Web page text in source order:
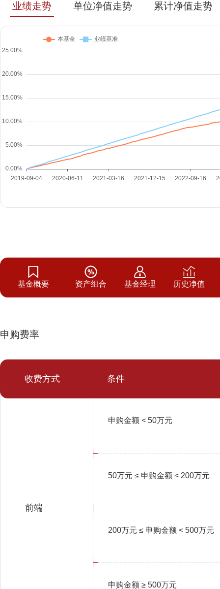
业绩走势 单位净值走势 累计净值走势
基金概要 资产组合 基金经理 历史净值
申购费率
收费方式 条件
前端
申购金额 < 50万元
50万元 ≤ 申购金额 < 200万元
200万元 ≤ 申购金额 < 500万元
申购金额 ≥ 500万元